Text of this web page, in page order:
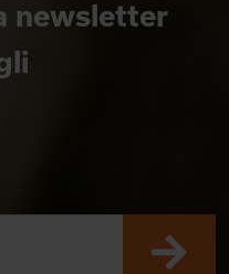
newsletter